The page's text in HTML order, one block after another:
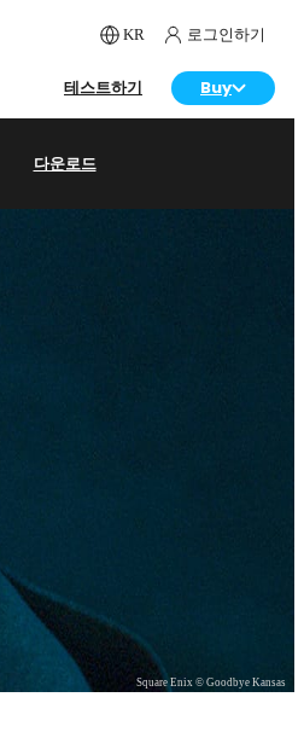
KR 로그인하기
테스트하기 Buy
다운로드
Square Enix © Goodbye Kansas